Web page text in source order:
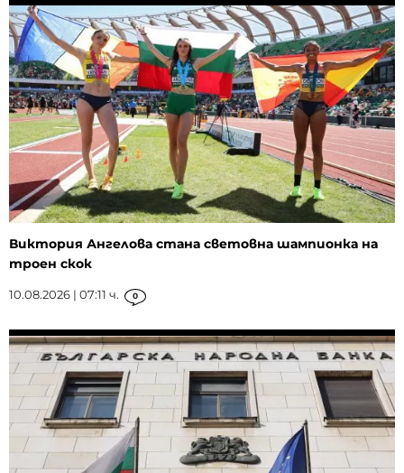
Виктория Ангелова стана световна шампионка на
троен скок
10.08.2026 | 07:11 ч. 0